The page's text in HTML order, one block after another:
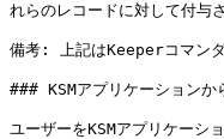
れらのレコードに対して付与
備考: 上記はKeeperコマンダ
### KSMアプリケーションか
ユーザーをKSMアプリケーシ